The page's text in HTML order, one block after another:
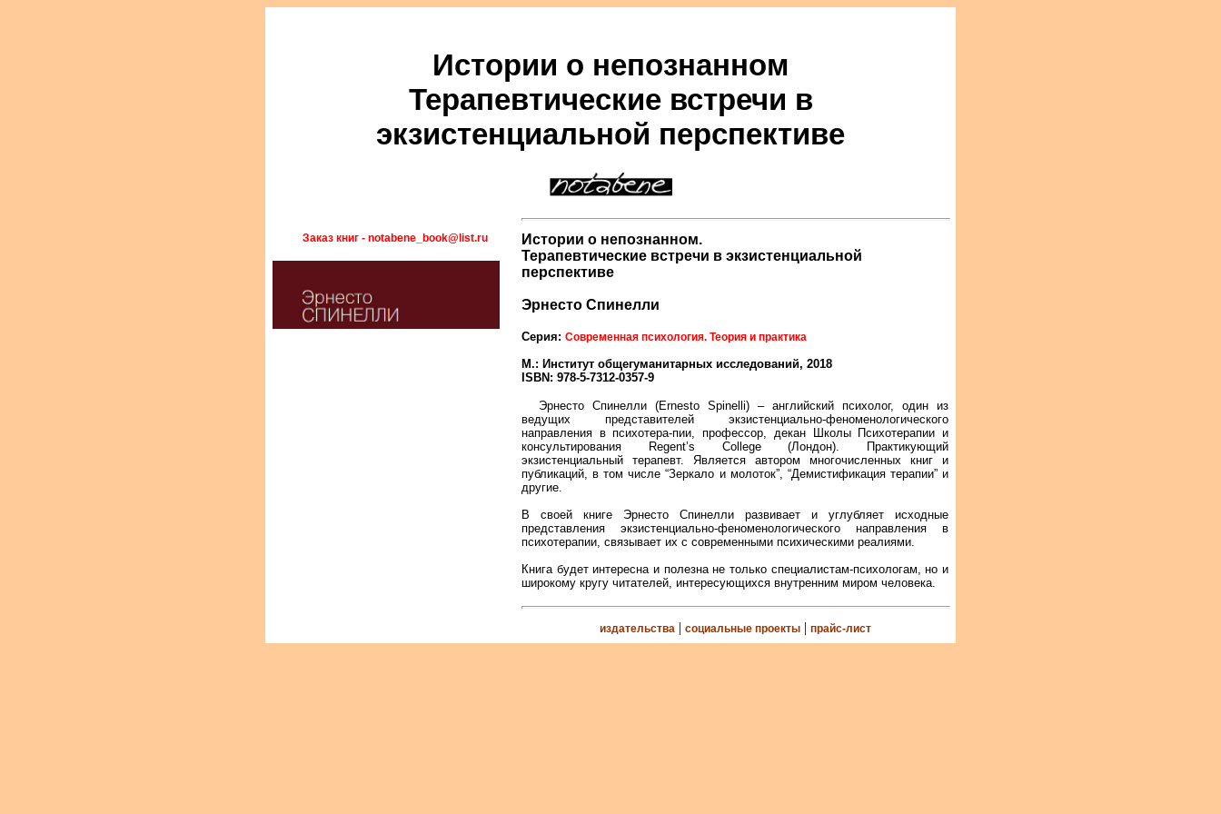
Истории о непознанном
Терапевтические встречи в
экзистенциальной перспективе
Заказ книг - notabene_book@list.ru
Истории о непознанном.
Терапевтические встречи в экзистенциальной
перспективе
Эрнесто Спинелли
Серия: Современная психология. Теория и практика
М.: Институт общегуманитарных исследований, 2018
ISBN: 978-5-7312-0357-9
Эрнесто Спинелли (Ernesto Spinelli) – английский психолог, один из
ведущих представителей экзистенциально-феноменологического
направления в психотера-пии, профессор, декан Школы Психотерапии и
консультирования Regent’s College (Лондон). Практикующий
экзистенциальный терапевт. Является автором многочисленных книг и
публикаций, в том числе “Зеркало и молоток”, “Демистификация терапии” и
другие.
В своей книге Эрнесто Спинелли развивает и углубляет исходные
представления экзистенциально-феноменологического направления в
психотерапии, связывает их с современными психическими реалиями.
Книга будет интересна и полезна не только специалистам-психологам, но и
широкому кругу читателей, интересующихся внутренним миром человека.
издательства | социальные проекты| прайс-лист